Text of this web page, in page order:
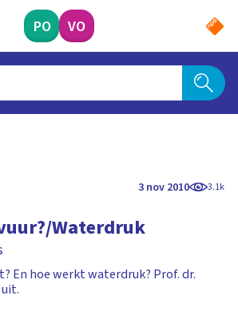
PO VO
3 nov 2010 3.1k
Waterdruk
En hoe werkt waterdruk? Prof. dr.